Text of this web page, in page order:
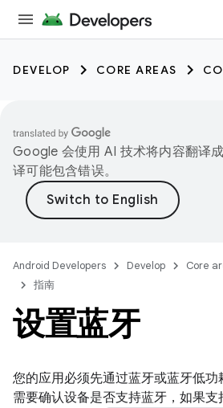
DEVELOP CORE AREAS
Google 会使用 AI 技术将内容翻译
译可能包含错误。
Android Developers Develop Core
指南
设置蓝牙
您的应用必须先通过蓝牙或蓝牙低
需要确认设备是否支持蓝牙，如果